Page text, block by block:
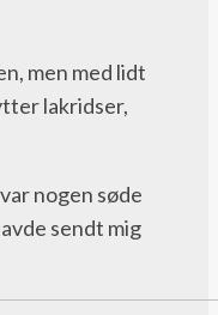
men med lidt
lakridser,
nogen søde
sendt mig